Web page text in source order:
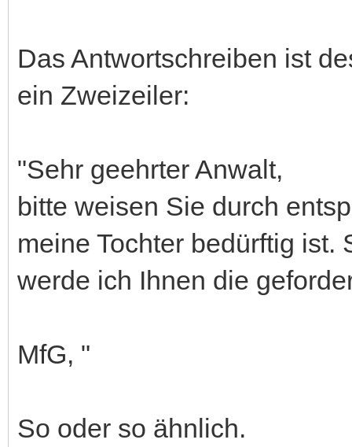
Das Antwortschreiben ist
ein Zweizeiler:
"Sehr geehrter Anwalt,
bitte weisen Sie durch
meine Tochter bedürftig
werde ich Ihnen die
MfG, "
So oder so ähnlich.